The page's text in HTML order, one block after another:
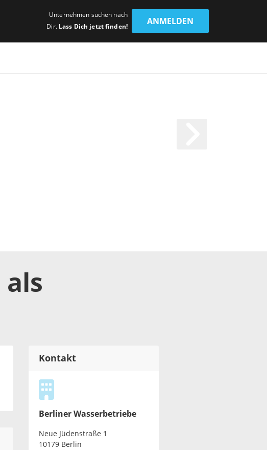
Unternehmen suchen nach
Dir. Lass Dich jetzt finden!
ANMELDEN
als
Kontakt
Berliner Wasserbetriebe
Neue Jüdenstraße 1
10179 Berlin